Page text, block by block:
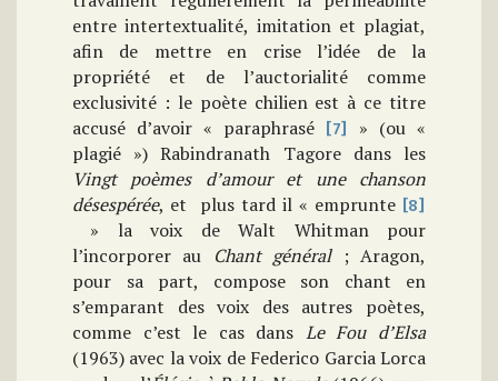
entre intertextualité, imitation et plagiat,
afin de mettre en crise l’idée de la
propriété et de l’auctorialité comme
exclusivité : le poète chilien est à ce titre
accusé d’avoir « paraphrasé
[7]
» (ou «
plagié ») Rabindranath Tagore dans les
Vingt poèmes d’amour et une chanson
désespérée, et plus tard il « emprunte [8]
» la voix de Walt Whitman pour
l’incorporer au Chant général ; Aragon,
pour sa part, compose son chant en
s’emparant des voix des autres poètes,
comme c’est le cas dans Le Fou d’Elsa
(1963) avec la voix de Federico Garcia Lorca